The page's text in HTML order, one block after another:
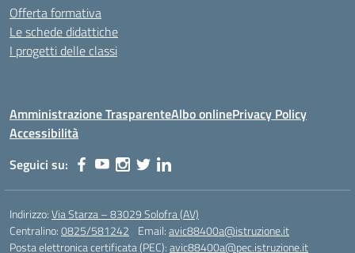
Offerta formativa
Le schede didattiche
I progetti delle classi
Amministrazione TrasparenteAlbo onlinePrivacy Policy
Accessibilità
Seguici su:
Indirizzo:Via Starza – 83029 Solofra (AV)
Centralino:0825/581242 Email:avic88400a@istruzione.it
Posta elettronica certificata (PEC):avic88400a@pec.istruzione.it